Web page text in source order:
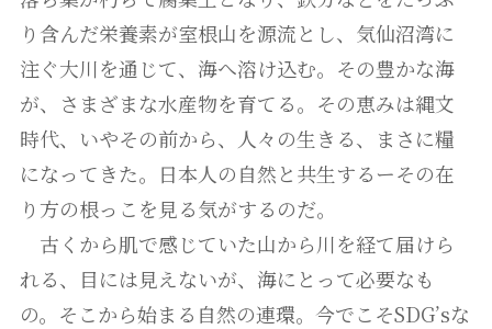
り含んだ栄養素が室根山を源流とし、気仙沼湾に
注ぐ大川を通じて、海へ溶け込む。その豊かな海
が、さまざまな水産物を育てる。その恵みは縄文
時代、いやその前から、人々の生きる、まさに糧
になってきた。日本人の自然と共生するーその在
り方の根っこを見る気がするのだ。
古くから肌で感じていた山から川を経て届けら
れる、目には見えないが、海にとって必要なも
の。そこから始まる自然の連環。今でこそSDG’sな